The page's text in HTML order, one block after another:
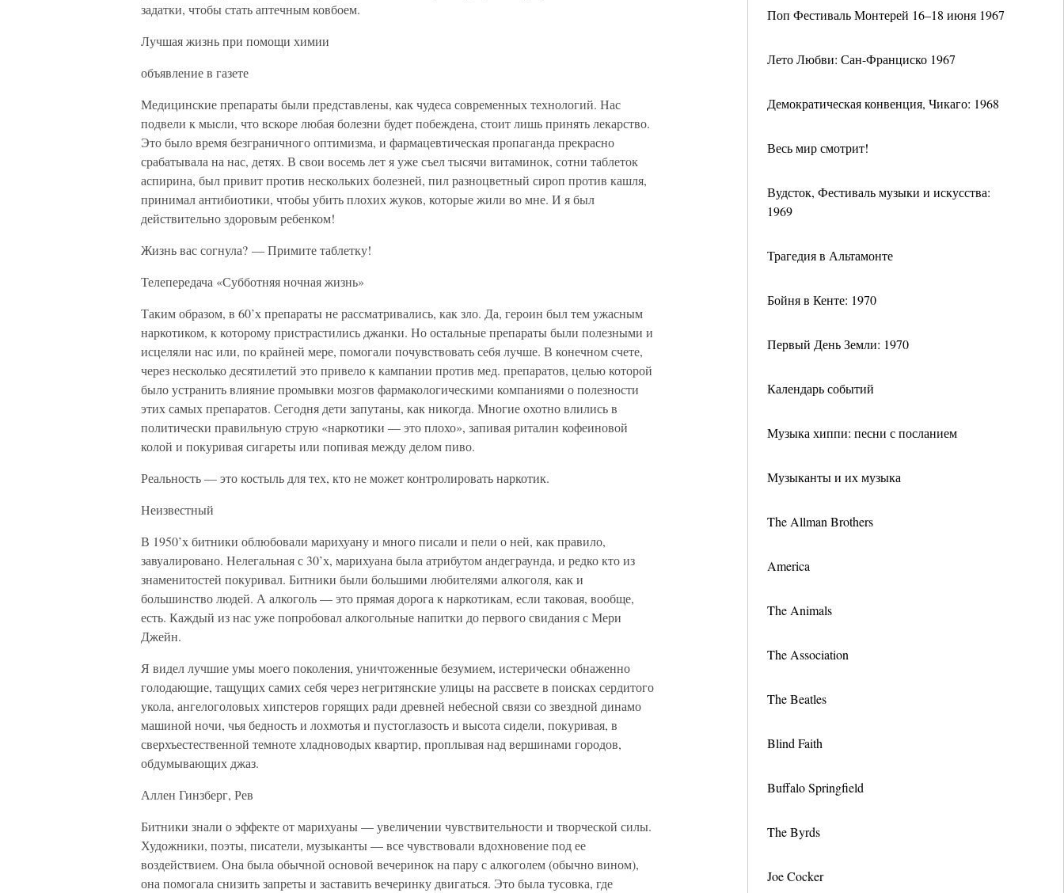
Поп Фестиваль Монтерей 16–18 июня 1967
Лето Любви: Сан-Франциско 1967
Демократическая конвенция, Чикаго: 1968
Весь мир смотрит!
Вудсток, Фестиваль музыки и искусства:
1969
Трагедия в Альтамонте
Бойня в Кенте: 1970
Первый День Земли: 1970
Календарь событий
Музыка хиппи: песни с посланием
Музыканты и их музыка
The Allman Brothers
America
The Animals
The Association
The Beatles
Blind Faith
Buffalo Springfield
The Byrds
Joe Cocker
задатки, чтобы стать аптечным ковбоем.
Лучшая жизнь при помощи химии
объявление в газете
Медицинские препараты были представлены, как чудеса современных технологий. Нас
подвели к мысли, что вскоре любая болезни будет побеждена, стоит лишь принять лекарство.
Это было время безграничного оптимизма, и фармацевтическая пропаганда прекрасно
срабатывала на нас, детях. В свои восемь лет я уже съел тысячи витаминок, сотни таблеток
аспирина, был привит против нескольких болезней, пил разноцветный сироп против кашля,
принимал антибиотики, чтобы убить плохих жуков, которые жили во мне. И я был
действительно здоровым ребенком!
Жизнь вас согнула? — Примите таблетку!
Телепередача «Субботняя ночная жизнь»
Таким образом, в 60’х препараты не рассматривались, как зло. Да, героин был тем ужасным
наркотиком, к которому пристрастились джанки. Но остальные препараты были полезными и
исцеляли нас или, по крайней мере, помогали почувствовать себя лучше. В конечном счете,
через несколько десятилетий это привело к кампании против мед. препаратов, целью которой
было устранить влияние промывки мозгов фармакологическими компаниями о полезности
этих самых препаратов. Сегодня дети запутаны, как никогда. Многие охотно влились в
политически правильную струю «наркотики — это плохо», запивая риталин кофеиновой
колой и покуривая сигареты или попивая между делом пиво.
Реальность — это костыль для тех, кто не может контролировать наркотик.
Неизвестный
В 1950’х битники облюбовали марихуану и много писали и пели о ней, как правило,
завуалировано. Нелегальная с 30’х, марихуана была атрибутом андеграунда, и редко кто из
знаменитостей покуривал. Битники были большими любителями алкоголя, как и
большинство людей. А алкоголь — это прямая дорога к наркотикам, если таковая, вообще,
есть. Каждый из нас уже попробовал алкогольные напитки до первого свидания с Мери
Джейн.
Я видел лучшие умы моего поколения, уничтоженные безумием, истерически обнаженно
голодающие, тащущих самих себя через негритянские улицы на рассвете в поисках сердитого
укола, ангелоголовых хипстеров горящих ради древней небесной связи со звездной динамо
машиной ночи, чья бедность и лохмотья и пустоглазость и высота сидели, покуривая, в
сверхъестественной темноте хладноводых квартир, проплывая над вершинами городов,
обдумывающих джаз.
Аллен Гинзберг, Рев
Битники знали о эффекте от марихуаны — увеличении чувствительности и творческой силы.
Художники, поэты, писатели, музыканты — все чувствовали вдохновение под ее
воздействием. Она была обычной основой вечеринок на пару с алкоголем (обычно вином),
она помогала снизить запреты и заставить вечеринку двигаться. Это была тусовка, где